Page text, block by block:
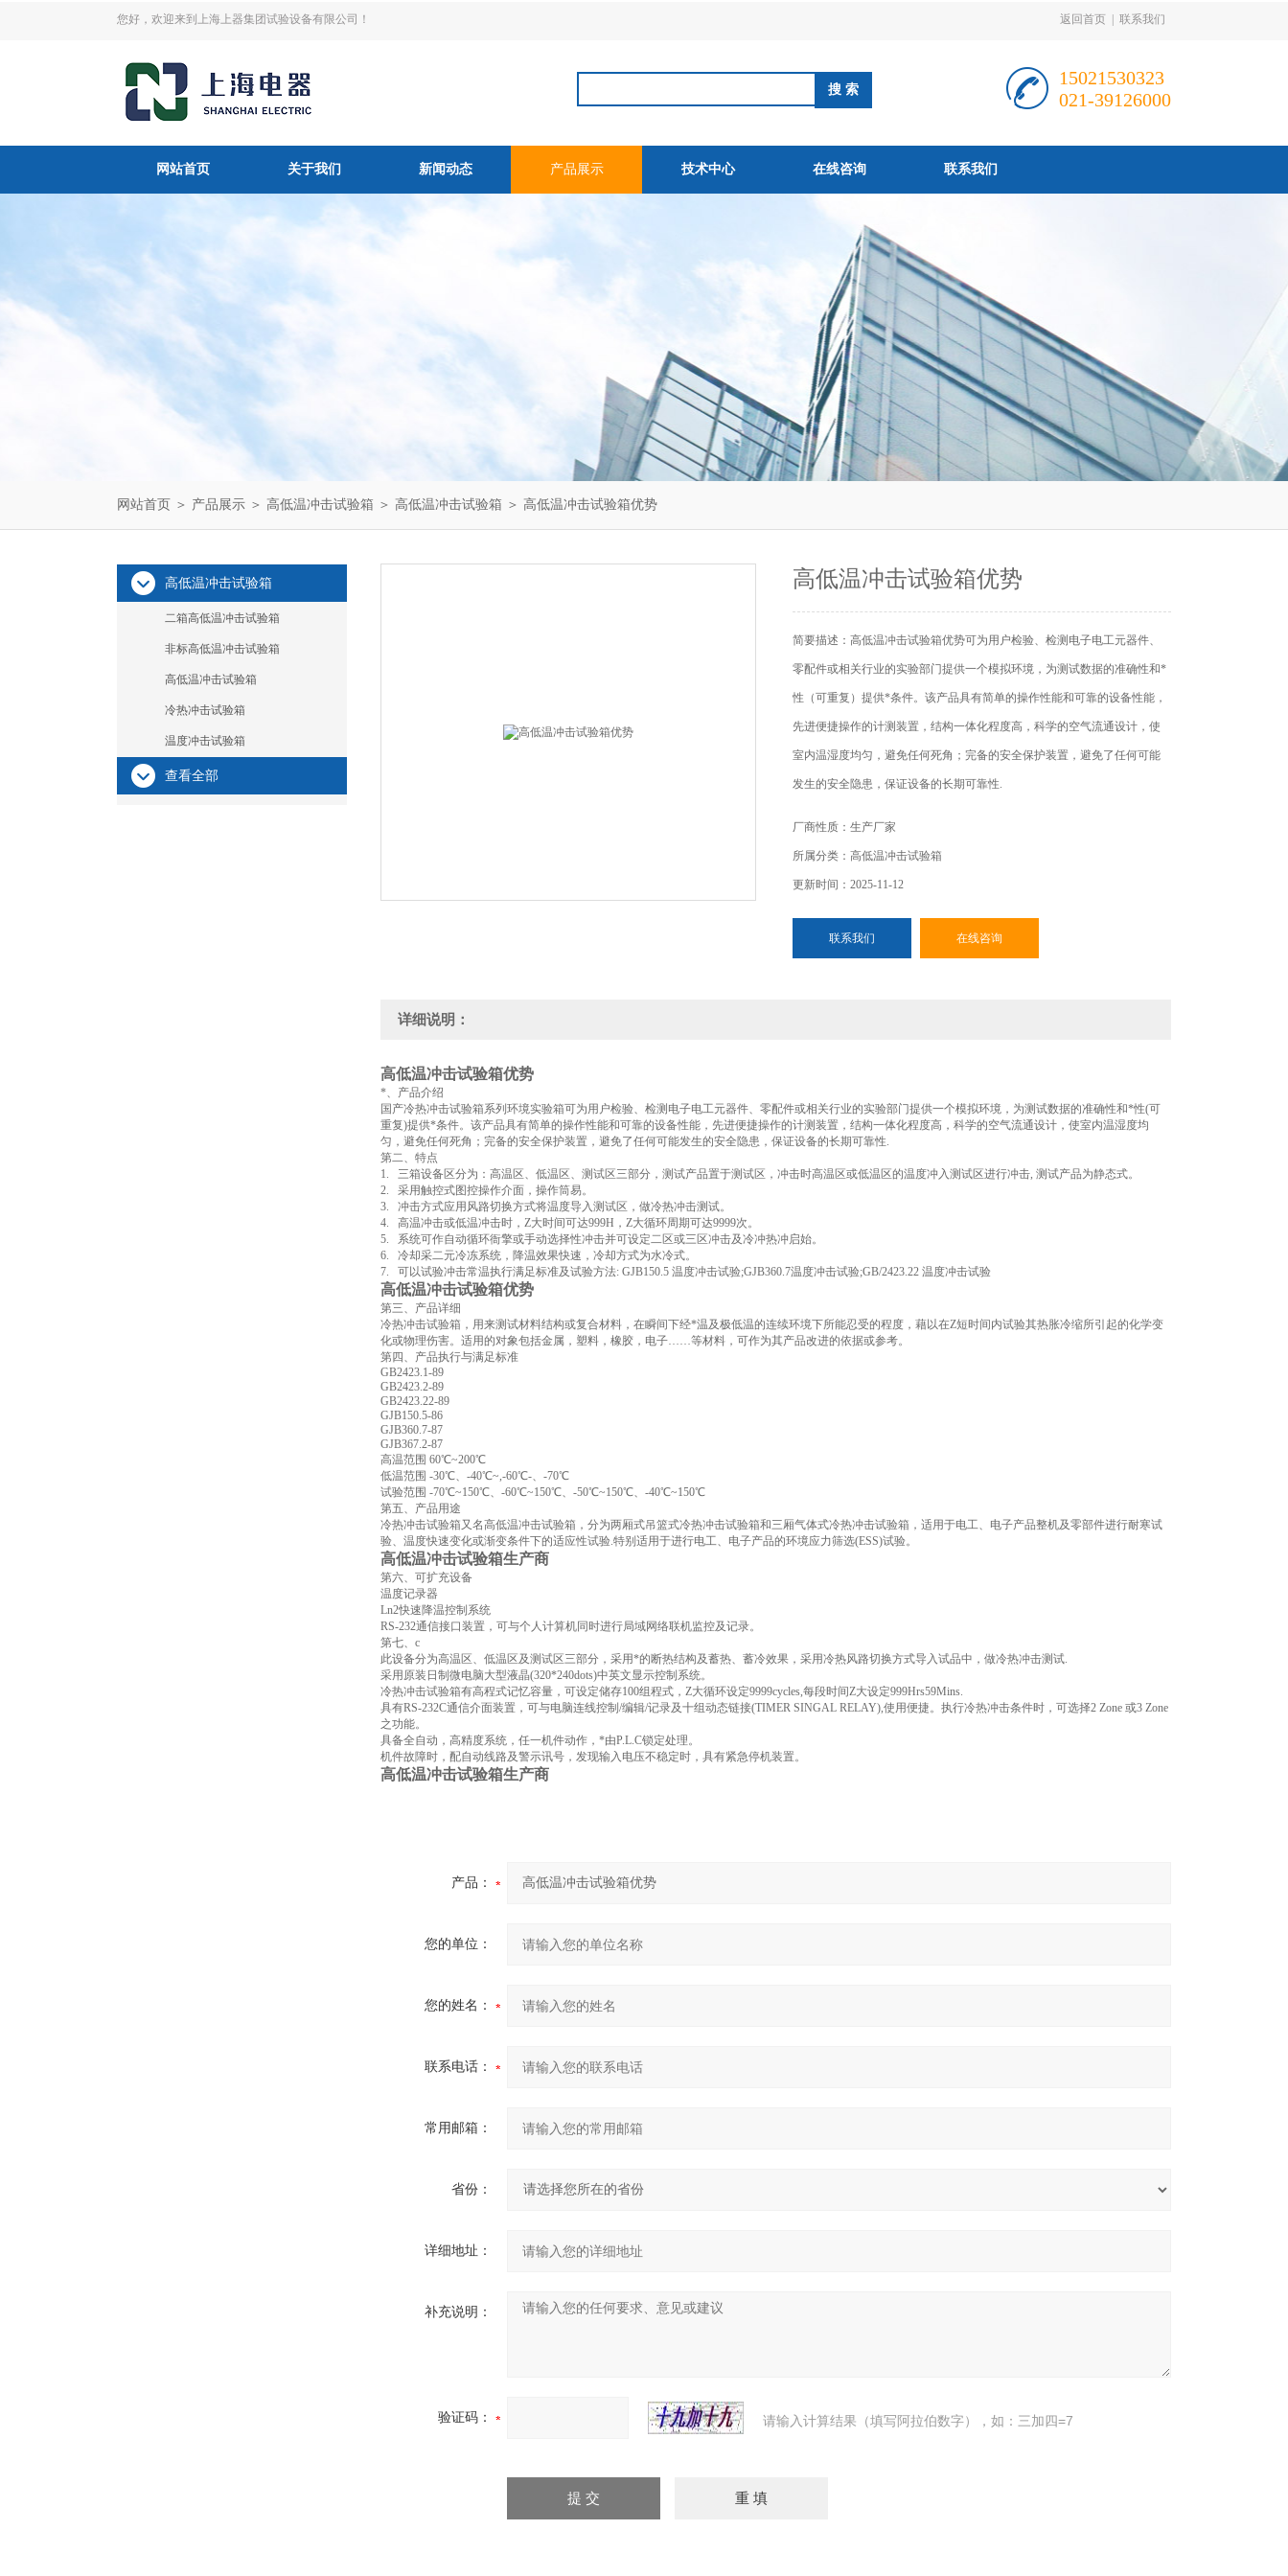
您好，欢迎来到上海上器集团试验设备有限公司！ 返回首页 联系我们
15021530323
021-39126000
网站首页 关于我们 新闻动态 产品展示 技术中心 在线咨询 联系我们
网站首页 ＞ 产品展示 ＞ 高低温冲击试验箱 ＞ 高低温冲击试验箱 ＞ 高低温冲击试验箱优势
高低温冲击试验箱
二箱高低温冲击试验箱
非标高低温冲击试验箱
高低温冲击试验箱
冷热冲击试验箱
温度冲击试验箱
查看全部
高低温冲击试验箱优势
简要描述：高低温冲击试验箱优势可为用户检验、检测电子电工元器件、
零配件或相关行业的实验部门提供一个模拟环境，为测试数据的准确性和*
性（可重复）提供*条件。该产品具有简单的操作性能和可靠的设备性能，
先进便捷操作的计测装置，结构一体化程度高，科学的空气流通设计，使
室内温湿度均匀，避免任何死角；完备的安全保护装置，避免了任何可能
发生的安全隐患，保证设备的长期可靠性.
厂商性质：生产厂家
所属分类：高低温冲击试验箱
更新时间：2025-11-12
联系我们 在线咨询
详细说明：
高低温冲击试验箱优势
*、产品介绍
国产冷热冲击试验箱系列环境实验箱可为用户检验、检测电子电工元器件、零配件或相关行业的实验部门提供一个模拟环境，为测试数据的准确性和*性(可
重复)提供*条件。该产品具有简单的操作性能和可靠的设备性能，先进便捷操作的计测装置，结构一体化程度高，科学的空气流通设计，使室内温湿度均
匀，避免任何死角；完备的安全保护装置，避免了任何可能发生的安全隐患，保证设备的长期可靠性.
第二、特点
1. 三箱设备区分为：高温区、低温区、测试区三部分，测试产品置于测试区，冲击时高温区或低温区的温度冲入测试区进行冲击, 测试产品为静态式。
2. 采用触控式图控操作介面，操作筒易。
3. 冲击方式应用风路切换方式将温度导入测试区，做冷热冲击测试。
4. 高温冲击或低温冲击时，Z大时间可达999H，Z大循环周期可达9999次。
5. 系统可作自动循环衙擎或手动选择性冲击并可设定二区或三区冲击及冷冲热冲启始。
6. 冷却采二元冷冻系统，降温效果快速，冷却方式为水冷式。
7. 可以试验冲击常温执行满足标准及试验方法: GJB150.5 温度冲击试验;GJB360.7温度冲击试验;GB/2423.22 温度冲击试验
高低温冲击试验箱优势
第三、产品详细
冷热冲击试验箱，用来测试材料结构或复合材料，在瞬间下经*温及极低温的连续环境下所能忍受的程度，藉以在Z短时间内试验其热胀冷缩所引起的化学变
化或物理伤害。适用的对象包括金属，塑料，橡胶，电子……等材料，可作为其产品改进的依据或参考。
第四、产品执行与满足标准
GB2423.1-89
GB2423.2-89
GB2423.22-89
GJB150.5-86
GJB360.7-87
GJB367.2-87
高温范围 60℃~200℃
低温范围 -30℃、-40℃~,-60℃-、-70℃
试验范围 -70℃~150℃、-60℃~150℃、-50℃~150℃、-40℃~150℃
第五、产品用途
冷热冲击试验箱又名高低温冲击试验箱，分为两厢式吊篮式冷热冲击试验箱和三厢气体式冷热冲击试验箱，适用于电工、电子产品整机及零部件进行耐寒试
验、温度快速变化或渐变条件下的适应性试验.特别适用于进行电工、电子产品的环境应力筛选(ESS)试验。
高低温冲击试验箱生产商
第六、可扩充设备
温度记录器
Ln2快速降温控制系统
RS-232通信接口装置，可与个人计算机同时进行局域网络联机监控及记录。
第七、c
此设备分为高温区、低温区及测试区三部分，采用*的断热结构及蓄热、蓄冷效果，采用冷热风路切换方式导入试品中，做冷热冲击测试.
采用原装日制微电脑大型液晶(320*240dots)中英文显示控制系统。
冷热冲击试验箱有高程式记忆容量，可设定储存100组程式，Z大循环设定9999cycles,每段时间Z大设定999Hrs59Mins.
具有RS-232C通信介面装置，可与电脑连线控制/编辑/记录及十组动态链接(TIMER SINGAL RELAY),使用便捷。执行冷热冲击条件时，可选择2 Zone 或3 Zone
之功能。
具备全自动，高精度系统，任一机件动作，*由P.L.C锁定处理。
机件故障时，配自动线路及警示讯号，发现输入电压不稳定时，具有紧急停机装置。
高低温冲击试验箱生产商
产品：
您的单位：
您的姓名：
联系电话：
常用邮箱：
省份：
详细地址：
补充说明：
验证码： 请输入计算结果（填写阿拉伯数字），如：三加四=7